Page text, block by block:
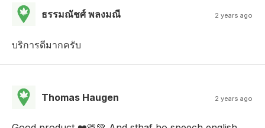
ธรรมณัชศ์ พลงมณี 2 years ago
บริการดีมากครับ
Thomas Haugen 2 years ago